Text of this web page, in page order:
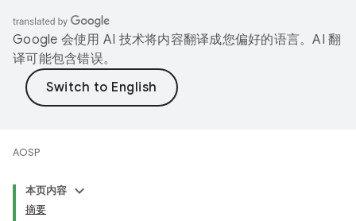
Google 会使用 AI 技术将内容翻译成您偏好的语言。AI 翻
译可能包含错误。
AOSP
本页内容
摘要